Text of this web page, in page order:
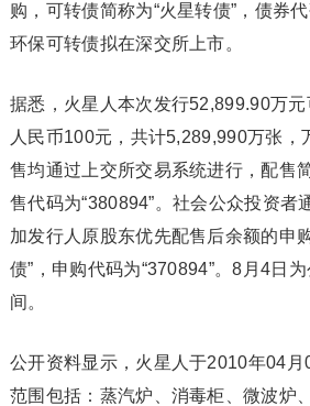
购，可转债简称为“火星转债”，债券
环保可转债拟在深交所上市。
据悉，火星人本次发行52,899.90万
人民币100元，共计5,289,990万张，
售均通过上交所交易系统进行，配售
售代码为“380894”。社会公众投资者
加发行人原股东优先配售后余额的申
债”，申购代码为“370894”。8月4日
间。
公开资料显示，火星人于2010年04
范围包括：蒸汽炉、消毒柜、微波炉